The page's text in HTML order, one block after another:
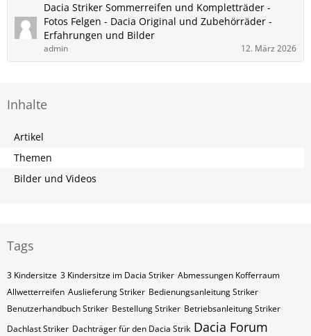
Dacia Striker Sommerreifen und Kompletträder -
Fotos Felgen - Dacia Original und Zubehörräder -
Erfahrungen und Bilder
admin 12. März 2026
Inhalte
Artikel
Themen
Bilder und Videos
Tags
3 Kindersitze 3 Kindersitze im Dacia Striker Abmessungen Kofferraum
Allwetterreifen Auslieferung Striker Bedienungsanleitung Striker
Benutzerhandbuch Striker Bestellung Striker Betriebsanleitung Striker
Dachlast Striker Dachträger für den Dacia Strik Dacia Forum